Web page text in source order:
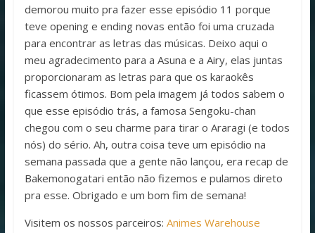
demorou muito pra fazer esse episódio 11 porque
teve opening e ending novas então foi uma cruzada
para encontrar as letras das músicas. Deixo aqui o
meu agradecimento para a Asuna e a Airy, elas juntas
proporcionaram as letras para que os karaokês
ficassem ótimos. Bom pela imagem já todos sabem o
que esse episódio trás, a famosa Sengoku-chan
chegou com o seu charme para tirar o Araragi (e todos
nós) do sério. Ah, outra coisa teve um episódio na
semana passada que a gente não lançou, era recap de
Bakemonogatari então não fizemos e pulamos direto
pra esse. Obrigado e um bom fim de semana!
Visitem os nossos parceiros: Animes Warehouse